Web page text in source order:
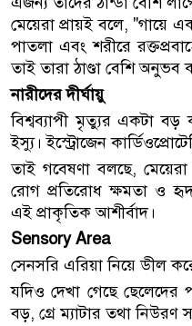
মেয়েরা প্রায়ই বলে, "গায়ে
পাতলা এবং শরীরে
তাই তারা ঠাণ্ডা বেশি অনুভব
নারীদের দীর্ঘায়ু
বিশ্বব্যাপী মৃত্যুর একটা বড়
ইস্যু। ইস্ট্রোজেন
তাই গবেষণা বলছে,
রোগ প্রতিরোধ ক্ষমতা ও
এই প্রাকৃতিক আশীর্বাদ।
Sensory Area
সেনসরি এরিয়া নিয়ে ডীল
যদিও দেখা গেছে ছেলেদের
বড়, গ্রে ম্যাটার তথা নিউরণ